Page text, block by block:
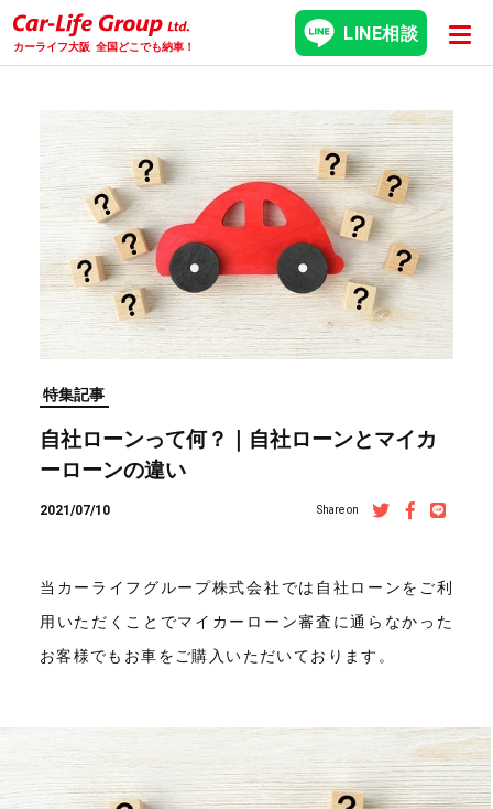
カーライフ大阪 全国どこでも納車！
LINE相談
特集記事
自社ローンって何？｜自社ローンとマイカ
ーローンの違い
2021/07/10 Share on
当カーライフグループ株式会社では自社ローンをご利
用いただくことでマイカーローン審査に通らなかった
お客様でもお車をご購入いただいております。